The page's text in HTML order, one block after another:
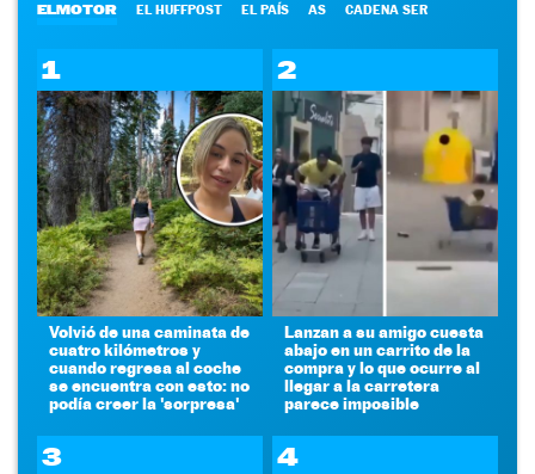
ELMOTOR EL HUFFPOST EL PAÍS AS CADENA SER
1
Volvió de una caminata de
cuatro kilómetros y
cuando regresa al coche
se encuentra con esto: no
podía creer la 'sorpresa'
2
Lanzan a su amigo cuesta
abajo en un carrito de la
compra y lo que ocurre al
llegar a la carretera
parece imposible
3 4